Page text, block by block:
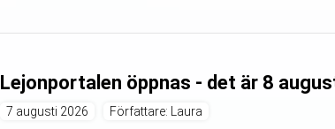
Lejonportalen öppnas - det är 8
7 augusti 2026 Författare: Laura